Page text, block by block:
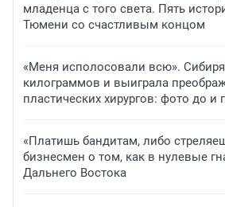
младенца с того света. Пять
Тюмени со счастливым концом
«Меня исполосовали всю».
килограммов и выиграла
пластических хирургов: фото до и
«Платишь бандитам, либо
бизнесмен о том, как в нулевые
Дальнего Востока